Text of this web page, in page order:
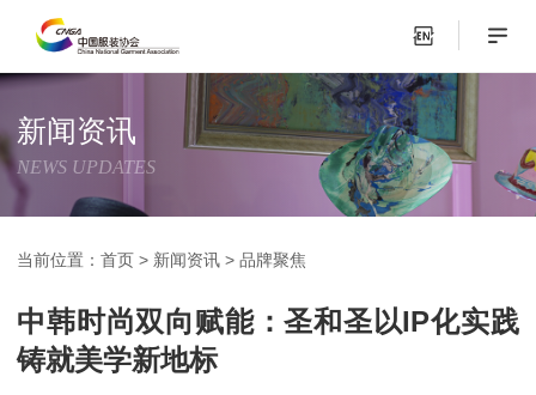
新闻资讯
NEWS UPDATES
当前位置：首页 > 新闻资讯 >品牌聚焦
中韩时尚双向赋能：圣和圣以IP化实践
铸就美学新地标